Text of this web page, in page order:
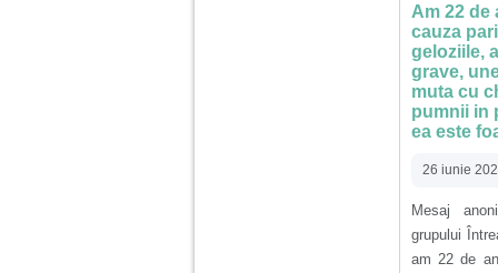
Am 22 de
cauza
geloziile,
grave,
muta cu
pumnii in
ea este
26 iunie
Mesaj
grupului
am 22 de